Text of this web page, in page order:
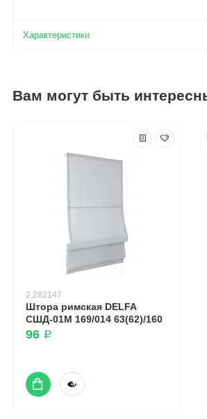
Вам могут быть
2.282147
Штора римская DELFA
СШД-01М 169/014 63(62)/160
96 ₽